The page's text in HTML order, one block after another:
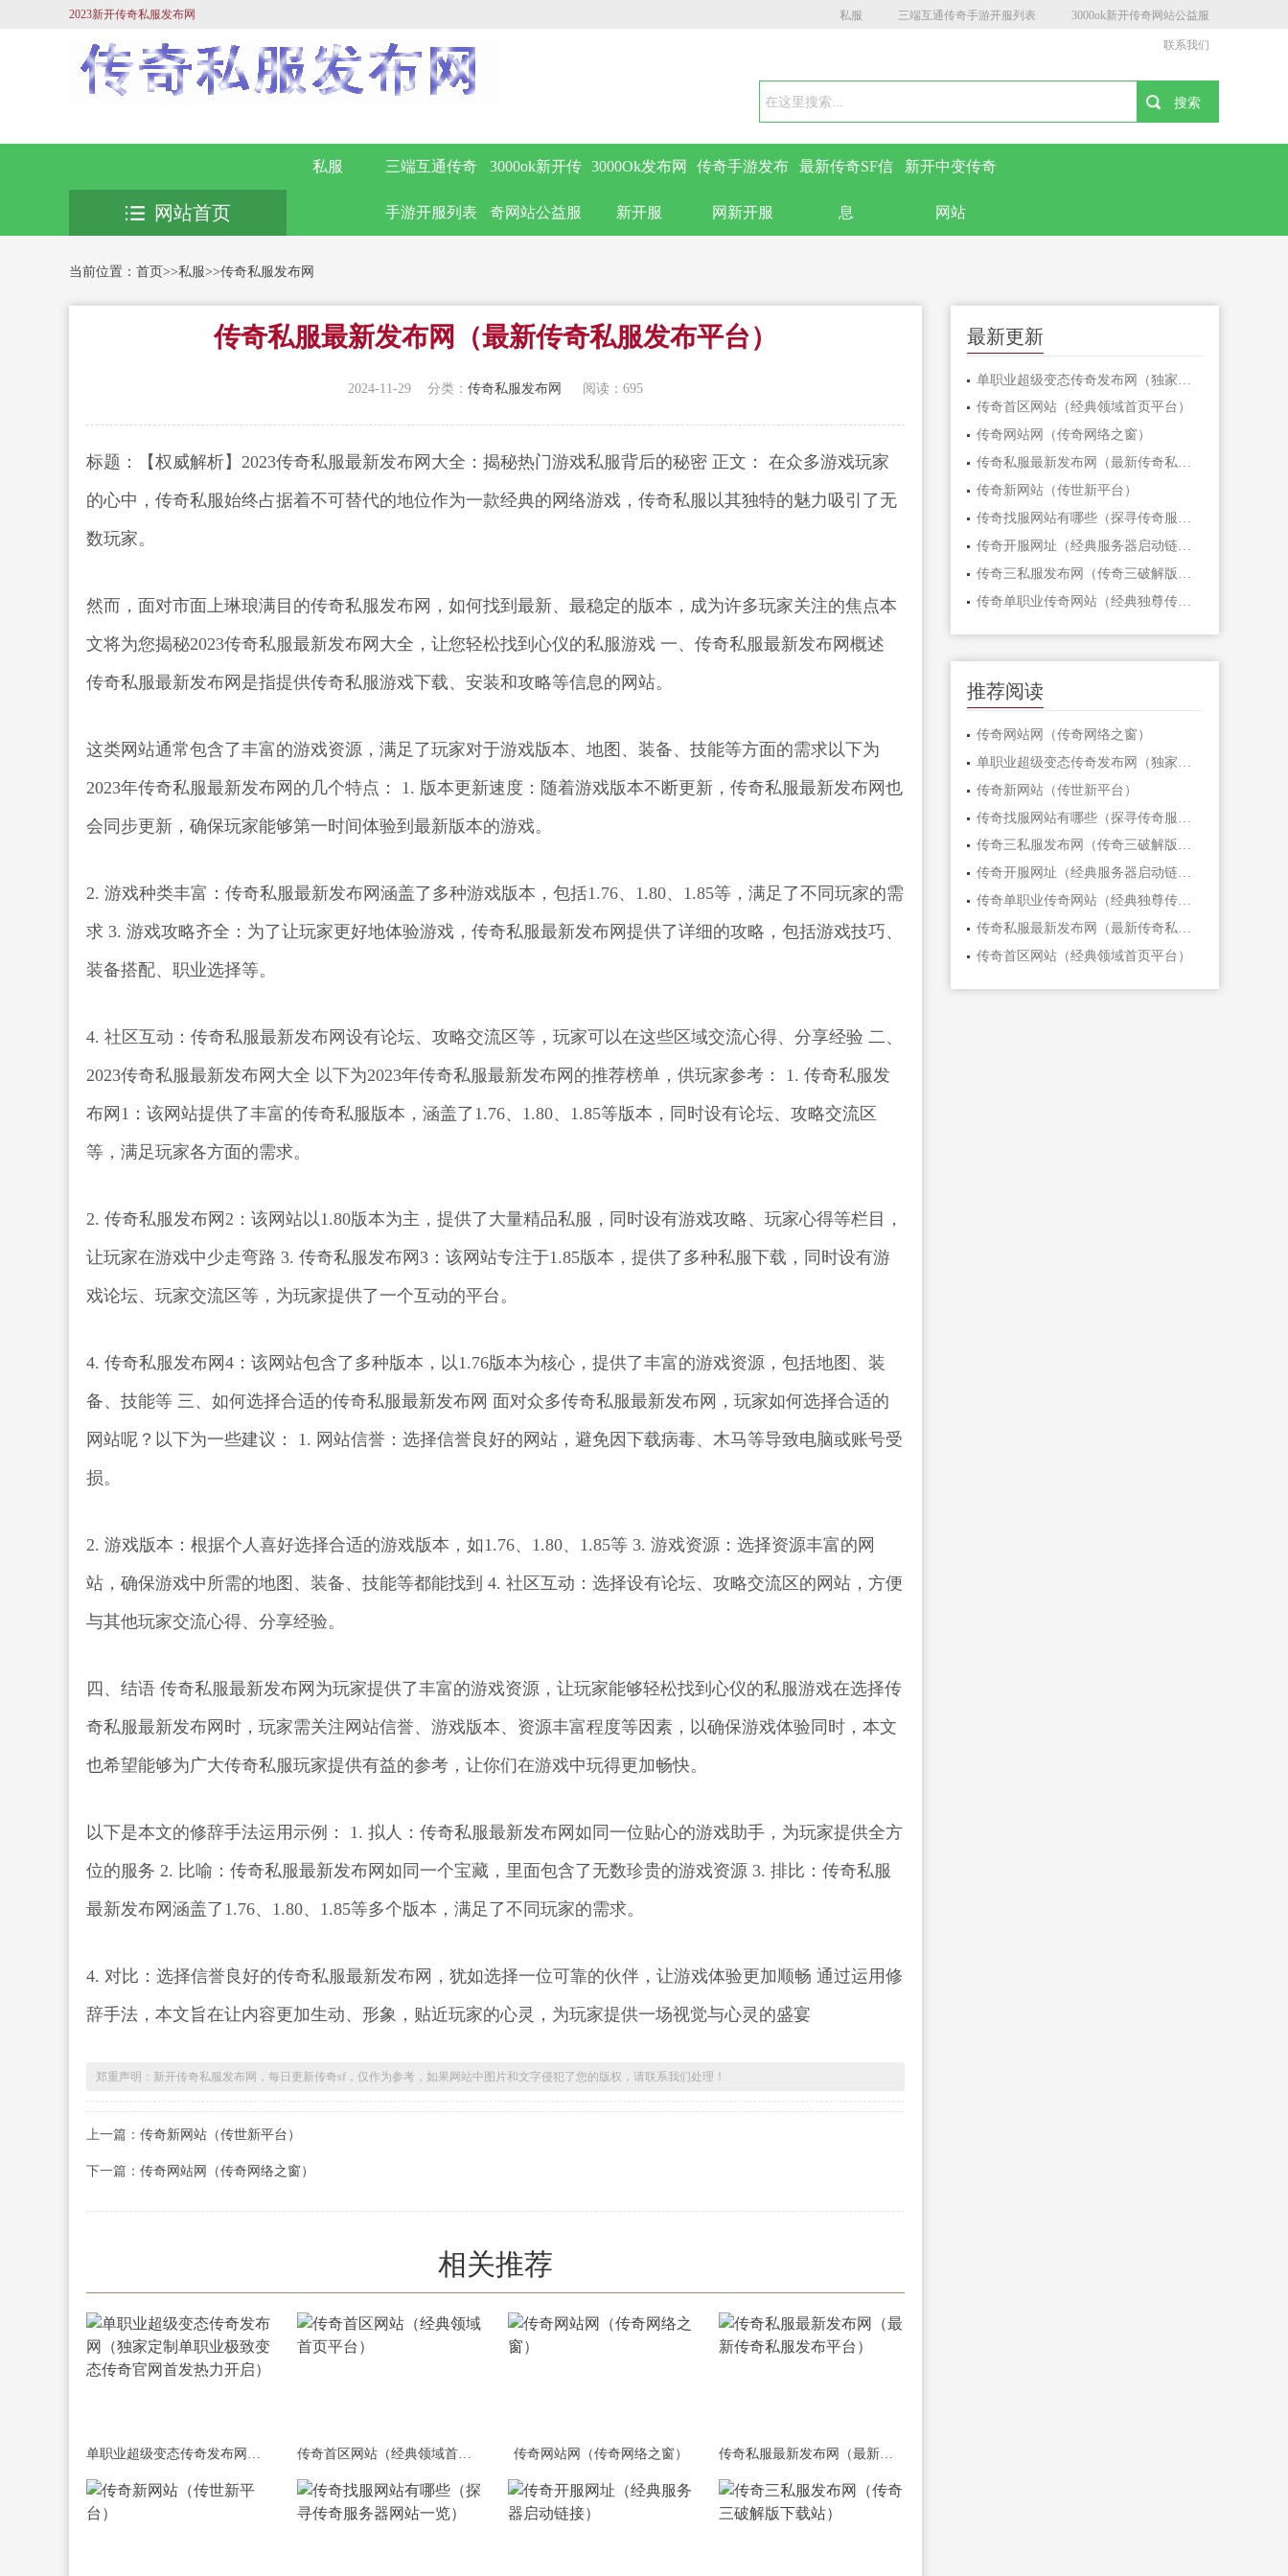
2023新开传奇私服发布网 私服 三端互通传奇手游开服列表 3000ok新开传奇网站公益服
联系我们
私服 三端互通传奇
手游开服列表
3000ok新开传
奇网站公益服
3000Ok发布网
新开服
传奇手游发布
网新开服
最新传奇SF信
息
新开中变传奇
网站
网站首页
当前位置： 首页>>私服>>传奇私服发布网
传奇私服最新发布网（最新传奇私服发布平台）
2024-11-29 分类：传奇私服发布网 阅读：695
标题：【权威解析】2023传奇私服最新发布网大全：揭秘热门游戏私服背后的秘密 正文： 在众多游戏玩家
的心中，传奇私服始终占据着不可替代的地位作为一款经典的网络游戏，传奇私服以其独特的魅力吸引了无
数玩家。
然而，面对市面上琳琅满目的传奇私服发布网，如何找到最新、最稳定的版本，成为许多玩家关注的焦点本
文将为您揭秘2023传奇私服最新发布网大全，让您轻松找到心仪的私服游戏 一、传奇私服最新发布网概述
传奇私服最新发布网是指提供传奇私服游戏下载、安装和攻略等信息的网站。
这类网站通常包含了丰富的游戏资源，满足了玩家对于游戏版本、地图、装备、技能等方面的需求以下为
2023年传奇私服最新发布网的几个特点： 1. 版本更新速度：随着游戏版本不断更新，传奇私服最新发布网也
会同步更新，确保玩家能够第一时间体验到最新版本的游戏。
2. 游戏种类丰富：传奇私服最新发布网涵盖了多种游戏版本，包括1.76、1.80、1.85等，满足了不同玩家的需
求 3. 游戏攻略齐全：为了让玩家更好地体验游戏，传奇私服最新发布网提供了详细的攻略，包括游戏技巧、
装备搭配、职业选择等。
4. 社区互动：传奇私服最新发布网设有论坛、攻略交流区等，玩家可以在这些区域交流心得、分享经验 二、
2023传奇私服最新发布网大全 以下为2023年传奇私服最新发布网的推荐榜单，供玩家参考： 1. 传奇私服发
布网1：该网站提供了丰富的传奇私服版本，涵盖了1.76、1.80、1.85等版本，同时设有论坛、攻略交流区
等，满足玩家各方面的需求。
2. 传奇私服发布网2：该网站以1.80版本为主，提供了大量精品私服，同时设有游戏攻略、玩家心得等栏目，
让玩家在游戏中少走弯路 3. 传奇私服发布网3：该网站专注于1.85版本，提供了多种私服下载，同时设有游
戏论坛、玩家交流区等，为玩家提供了一个互动的平台。
4. 传奇私服发布网4：该网站包含了多种版本，以1.76版本为核心，提供了丰富的游戏资源，包括地图、装
备、技能等 三、如何选择合适的传奇私服最新发布网 面对众多传奇私服最新发布网，玩家如何选择合适的
网站呢？以下为一些建议： 1. 网站信誉：选择信誉良好的网站，避免因下载病毒、木马等导致电脑或账号受
损。
2. 游戏版本：根据个人喜好选择合适的游戏版本，如1.76、1.80、1.85等 3. 游戏资源：选择资源丰富的网
站，确保游戏中所需的地图、装备、技能等都能找到 4. 社区互动：选择设有论坛、攻略交流区的网站，方便
与其他玩家交流心得、分享经验。
四、结语 传奇私服最新发布网为玩家提供了丰富的游戏资源，让玩家能够轻松找到心仪的私服游戏在选择传
奇私服最新发布网时，玩家需关注网站信誉、游戏版本、资源丰富程度等因素，以确保游戏体验同时，本文
也希望能够为广大传奇私服玩家提供有益的参考，让你们在游戏中玩得更加畅快。
以下是本文的修辞手法运用示例： 1. 拟人：传奇私服最新发布网如同一位贴心的游戏助手，为玩家提供全方
位的服务 2. 比喻：传奇私服最新发布网如同一个宝藏，里面包含了无数珍贵的游戏资源 3. 排比：传奇私服
最新发布网涵盖了1.76、1.80、1.85等多个版本，满足了不同玩家的需求。
4. 对比：选择信誉良好的传奇私服最新发布网，犹如选择一位可靠的伙伴，让游戏体验更加顺畅 通过运用修
辞手法，本文旨在让内容更加生动、形象，贴近玩家的心灵，为玩家提供一场视觉与心灵的盛宴
郑重声明：新开传奇私服发布网，每日更新传奇sf，仅作为参考，如果网站中图片和文字侵犯了您的版权，请联系我们处理！
上一篇： 传奇新网站（传世新平台）
下一篇： 传奇网站网（传奇网络之窗）
相关推荐
传奇首区网站（经典领域首页平台） 传奇网站网（传奇网络之窗） 传奇私服最新发布网（最新传奇私服发布平台）
最新更新
传奇首区网站（经典领域首页平台）
传奇网站网（传奇网络之窗）
传奇私服最新发布网（最新传奇私服发布平台）
传奇新网站（传世新平台）
传奇找服网站有哪些（探寻传奇服务器网站一览）
传奇开服网址（经典服务器启动链接）
传奇三私服发布网（传奇三破解版下载站）
传奇单职业传奇网站（经典独尊传奇平台）
推荐阅读
传奇网站网（传奇网络之窗）
传奇新网站（传世新平台）
传奇三私服发布网（传奇三破解版下载站）
传奇开服网址（经典服务器启动链接）
传奇单职业传奇网站（经典独尊传奇平台）
传奇私服最新发布网（最新传奇私服发布平台）
传奇首区网站（经典领域首页平台）